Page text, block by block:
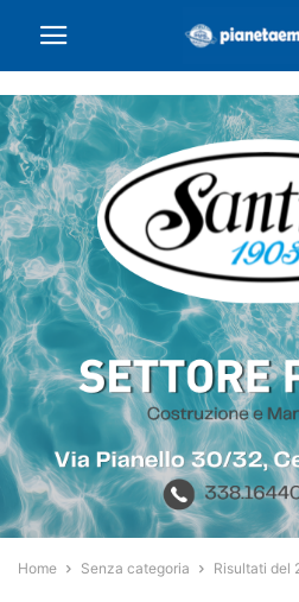
Home Senza categoria Risultati del